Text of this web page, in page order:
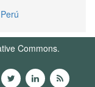
Commons.